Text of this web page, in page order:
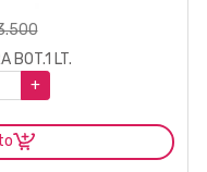
BOT.1 LT.
+